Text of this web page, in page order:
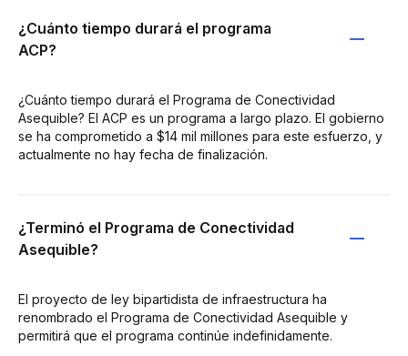
¿Cuánto tiempo durará el programa
ACP?
¿Cuánto tiempo durará el Programa de Conectividad
Asequible? El ACP es un programa a largo plazo. El gobierno
se ha comprometido a $14 mil millones para este esfuerzo, y
actualmente no hay fecha de finalización.
¿Terminó el Programa de Conectividad
Asequible?
El proyecto de ley bipartidista de infraestructura ha
renombrado el Programa de Conectividad Asequible y
permitirá que el programa continúe indefinidamente.